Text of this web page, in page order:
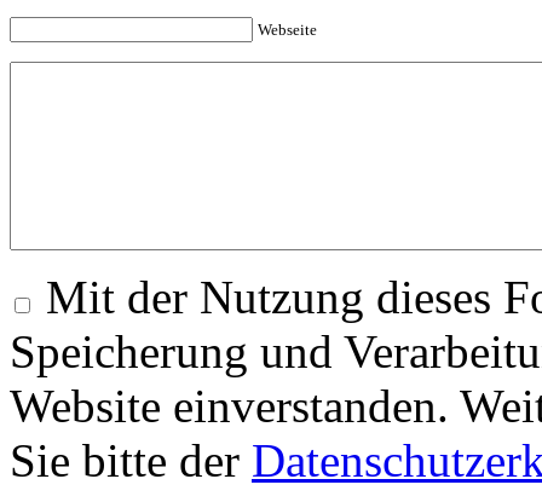
Webseite
Mit der Nutzung dieses
Speicherung und
Website einverstanden.
Sie bitte der